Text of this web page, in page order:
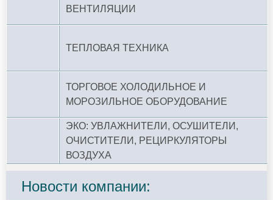
ВЕНТИЛЯЦИИ
ТЕПЛОВАЯ ТЕХНИКА
ТОРГОВОЕ ХОЛОДИЛЬНОЕ И
МОРОЗИЛЬНОЕ ОБОРУДОВАНИЕ
ЭКО: УВЛАЖНИТЕЛИ, ОСУШИТЕЛИ,
ОЧИСТИТЕЛИ, РЕЦИРКУЛЯТОРЫ
ВОЗДУХА
Новости компании: